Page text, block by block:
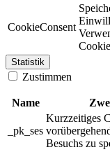
CookieConsent
Statistik
Zustimmen
Name
_pk_ses
Kurzzeitiges
Besuchs zu